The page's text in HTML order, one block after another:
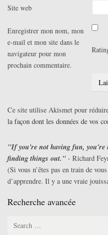
Site web
Enregistrer mon nom, mon
e-mail et mon site dans le
navigateur pour mon
prochain commentaire.
Ce site utilise Akismet pour
la façon dont les données de vos
"If you're not having fun, you're
finding things out." - Richard
(Si vous n’êtes pas en train de
d’apprendre. Il y a une vraie
Recherche avancée